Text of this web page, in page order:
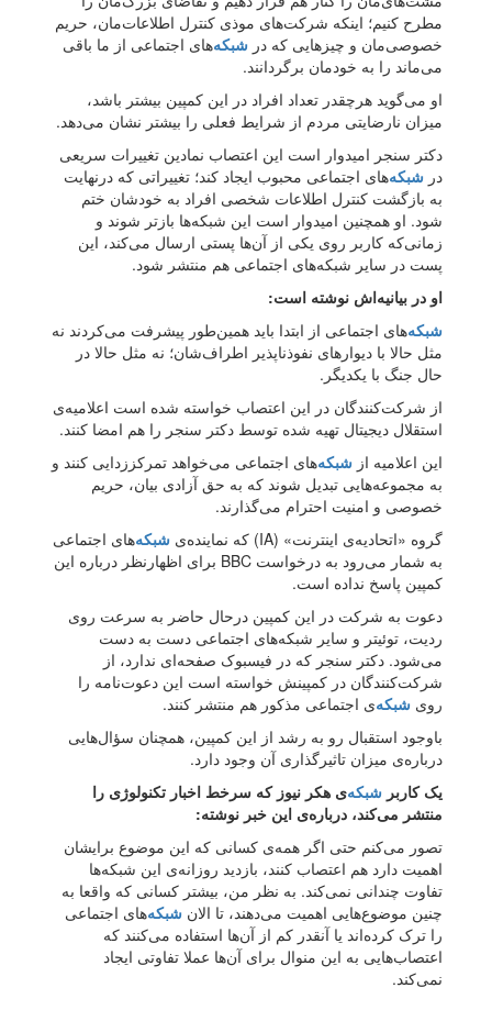
مطرح کنیم؛ اینکه شرکت‌های موذی کنترل اطلاعات‌مان، حریم
خصوصی‌مان و چیزهایی که در شبکه‌های اجتماعی از ما باقی
می‌ماند را به خودمان برگردانند.
او می‌گوید هرچقدر تعداد افراد در این کمپین بیشتر باشد،
میزان نارضایتی مردم از شرایط فعلی را بیشتر نشان می‌دهد.
دکتر سنجر امیدوار است این اعتصاب نمادین تغییرات سریعی
در شبکه‌های اجتماعی محبوب ایجاد کند؛ تغییراتی که درنهایت
به بازگشت کنترل اطلاعات شخصی افراد به خودشان ختم
شود. او همچنین امیدوار است این شبکه‌ها بازتر شوند و
زمانی‌که کاربر روی یکی از آن‌ها پستی ارسال می‌کند، این
پست در سایر شبکه‌های اجتماعی هم منتشر شود.
او در بیانیه‌اش نوشته است:
شبکه‌های اجتماعی از ابتدا باید همین‌طور پیشرفت می‌کردند نه
مثل حالا با دیوارهای نفوذناپذیر اطراف‌شان؛ نه مثل حالا در
حال جنگ با یکدیگر.
از شرکت‌کنندگان در این اعتصاب خواسته شده است اعلامیه‌ی
استقلال دیجیتال تهیه شده توسط دکتر سنجر را هم امضا کنند.
این اعلامیه از شبکه‌های اجتماعی می‌خواهد تمرکززدایی کنند و
به مجموعه‌هایی تبدیل شوند که به حق آزادی بیان، حریم
خصوصی و امنیت احترام می‌گذارند.
گروه «اتحادیه‌ی اینترنت» (IA) که نماینده‌ی
شبکه‌های اجتماعی
به شمار می‌رود به درخواست BBC برای اظهارنظر درباره این
کمپین پاسخ نداده است.
دعوت به شرکت در این کمپین درحال حاضر به سرعت روی
ردیت، توئیتر و سایر شبکه‌های اجتماعی دست به دست
می‌شود. دکتر سنجر که در فیسبوک صفحه‌ای ندارد، از
شرکت‌کنندگان در کمپینش خواسته است این دعوت‌نامه را
روی شبکه‌ی اجتماعی مذکور هم منتشر کنند.
باوجود استقبال رو به رشد از این کمپین، همچنان سؤال‌هایی
درباره‌ی میزان تاثیرگذاری آن وجود دارد.
یک کاربر شبکه‌ی هکر نیوز که سرخط اخبار تکنولوژی را
منتشر می‌کند، درباره‌ی این خبر نوشته:
تصور می‌کنم حتی اگر همه‌ی کسانی که این موضوع برایشان
اهمیت دارد هم اعتصاب کنند، بازدید روزانه‌ی این شبکه‌ها
تفاوت چندانی نمی‌کند. به نظر من، بیشتر کسانی که واقعا به
چنین موضوع‌هایی اهمیت می‌دهند، تا الان شبکه‌های اجتماعی
را ترک کرده‌اند یا آنقدر کم از آن‌ها استفاده می‌کنند که
اعتصاب‌هایی به این منوال برای آن‌ها عملا تفاوتی ایجاد
نمی‌کند.